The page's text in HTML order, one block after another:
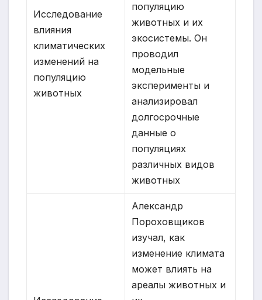
Исследование
влияния
климатических
изменений на
популяцию
животных
популяцию
животных и их
экосистемы. Он
проводил
модельные
эксперименты и
анализировал
долгосрочные
данные о
популяциях
различных видов
животных
Александр
Пороховщиков
изучал, как
изменение климата
может влиять на
ареалы животных и